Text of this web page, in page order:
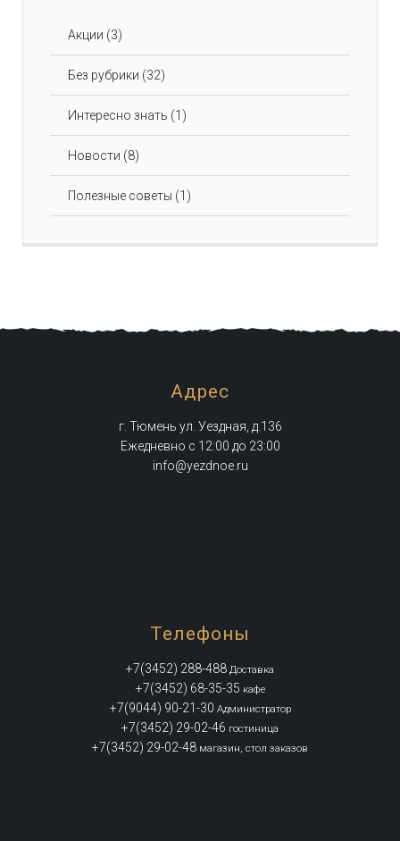
Акции (3)
Без рубрики (32)
Интересно знать (1)
Новости (8)
Полезные советы (1)
Адрес
г. Тюмень ул. Уездная, д.136
Ежедневно с 12:00 до 23:00
info@yezdnoe.ru
Телефоны
+7(3452) 288-488 Доставка
+7(3452) 68-35-35 кафе
+7(9044) 90-21-30 Администратор
+7(3452) 29-02-46 гостиница
+7(3452) 29-02-48 магазин, стол заказов